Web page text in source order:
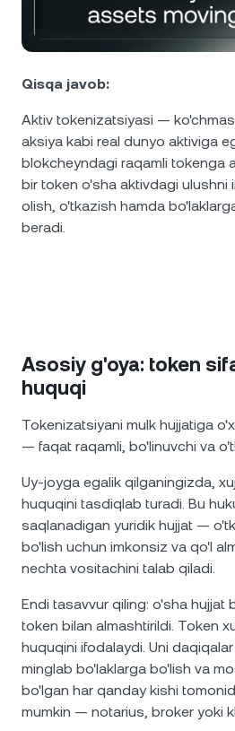
Fyucherslar
Nexo Card
Xususiy mijozlar
Sodiqlik dasturi
Tether USDT
Polkadot
XRP XRP
Yangiliklar va tahlillar
Qisqa javob:
Aktiv tokenizatsiyasi —
aksiya kabi real dunyo aktiviga
blokcheyndagi raqamli tokenga
bir token o'sha aktivdagi ulushni
olish, o'tkazish hamda
beradi.
Asosiy g'oya: token
huquqi
Tokenizatsiyani mulk hujjatiga
— faqat raqamli, bo'linuvchi va
Uy-joyga egalik qilganingizda,
huquqini tasdiqlab turadi. Bu
saqlanadigan yuridik hujjat —
bo'lish uchun imkonsiz va qo'l
nechta vositachini talab qiladi.
Endi tasavvur qiling: o'sha hujjat
token bilan almashtirildi. Token
huquqini ifodalaydi. Uni
minglab bo'laklarga bo'lish va
bo'lgan har qanday kishi
mumkin — notarius, broker yoki